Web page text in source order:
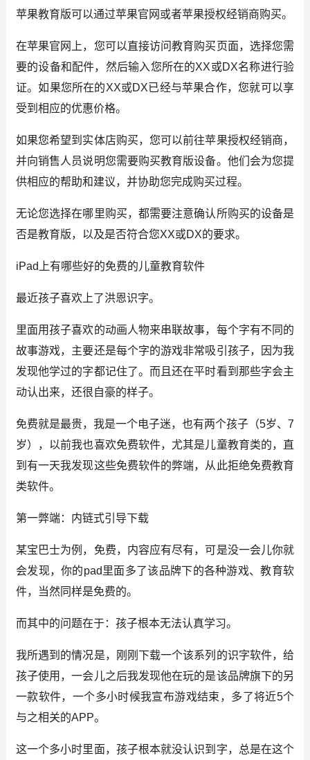
苹果教育版可以通过苹果官网或者苹果授权经销商购买。
在苹果官网上，您可以直接访问教育购买页面，选择您需
要的设备和配件，然后输入您所在的XX或DX名称进行验
证。如果您所在的XX或DX已经与苹果合作，您就可以享
受到相应的优惠价格。
如果您希望到实体店购买，您可以前往苹果授权经销商，
并向销售人员说明您需要购买教育版设备。他们会为您提
供相应的帮助和建议，并协助您完成购买过程。
无论您选择在哪里购买，都需要注意确认所购买的设备是
否是教育版，以及是否符合您XX或DX的要求。
iPad上有哪些好的免费的儿童教育软件
最近孩子喜欢上了洪恩识字。
里面用孩子喜欢的动画人物来串联故事，每个字有不同的
故事游戏，主要还是每个字的游戏非常吸引孩子，因为我
发现他学过的字都记住了。而且还在平时看到那些字会主
动认出来，还很自豪的样子。
免费就是最贵，我是一个电子迷，也有两个孩子（5岁、7
岁），以前我也喜欢免费软件，尤其是儿童教育类的，直
到有一天我发现这些免费软件的弊端，从此拒绝免费教育
类软件。
第一弊端：内链式引导下载
某宝巴士为例，免费，内容应有尽有，可是没一会儿你就
会发现，你的pad里面多了该品牌下的各种游戏、教育软
件，当然同样是免费的。
而其中的问题在于：孩子根本无法认真学习。
我所遇到的情况是，刚刚下载一个该系列的识字软件，给
孩子使用，一会儿之后我发现他在玩的是该品牌旗下的另
一款软件，一个多小时候我宣布游戏结束，多了将近5个
与之相关的APP。
这一个多小时里面，孩子根本就没认识到字，总是在这个